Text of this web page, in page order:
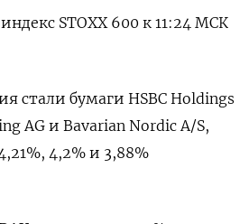
STOXX 600 к ​11:24 МСК
​стали бумаги HSBC ‌Holdings
AG и ​Bavarian ​Nordic ‌A/S,
​4,2% и 3,88%